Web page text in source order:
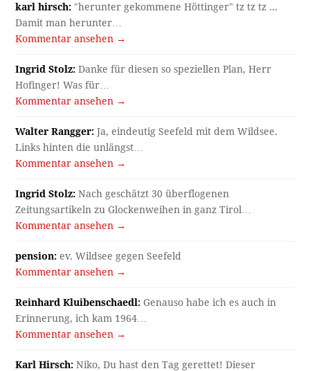
karl hirsch: "herunter gekommene Höttinger" tz tz tz ...
Damit man herunter…
Kommentar ansehen →
Ingrid Stolz: Danke für diesen so speziellen Plan, Herr
Hofinger! Was für…
Kommentar ansehen →
Walter Rangger: Ja, eindeutig Seefeld mit dem Wildsee.
Links hinten die unlängst…
Kommentar ansehen →
Ingrid Stolz: Nach geschätzt 30 überflogenen
Zeitungsartikeln zu Glockenweihen in ganz Tirol…
Kommentar ansehen →
pension: ev. Wildsee gegen Seefeld
Kommentar ansehen →
Reinhard Kluibenschaedl: Genauso habe ich es auch in
Erinnerung, ich kam 1964…
Kommentar ansehen →
Karl Hirsch: Niko, Du hast den Tag gerettet! Dieser